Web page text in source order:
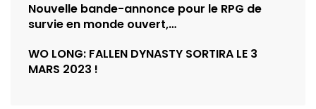
Nouvelle bande-annonce pour le RPG de
survie en monde ouvert,…
WO LONG: FALLEN DYNASTY SORTIRA LE 3
MARS 2023 !